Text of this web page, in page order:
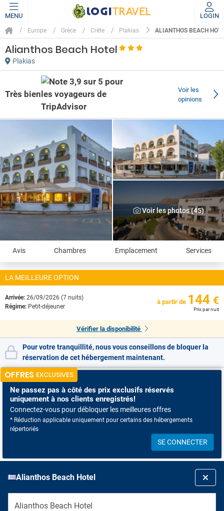
MENU LOGIN
Europe Grèce Crète Plakias ALIANTHOS BEACH
Alianthos Beach Hotel
Plakias
Très bien
Voir les
opinions
Voir les photos (45)
Avis Chambres Emplacement Services
LA MEILLEURE OPTION
Arrivée: 26/09/2026 (7 nuits)
Régime: Petit-déjeuner
à partir de 144 €
Prix par nuit
Vérifier la disponibilité
Pour votre tranquillité, nous vous conseillons de bloquer la
réservation de cet hébergement maintenant.
OFFRES EXCLUSIVES
Ne passez pas à côté des prix exclusifs réservés
uniquement à nos clients enregistrés!
Connectez-vous pour débloquer les meilleures offres
* Réduction applicable uniquement pour certains des hébergements
répertoriés
SE CONNECTER
Alianthos Beach Hotel
Alianthos Beach Hotel